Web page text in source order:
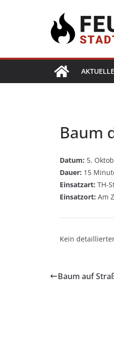
Baum
Datum: 5.
Dauer: 15
Einsatzart: TH-
Einsatzort: Am
Kein
Baum auf